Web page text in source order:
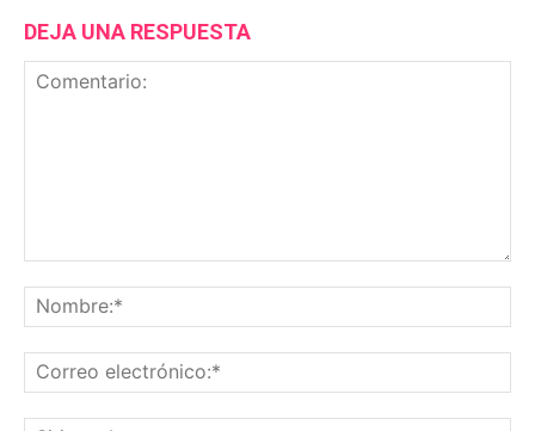
DEJA UNA RESPUESTA